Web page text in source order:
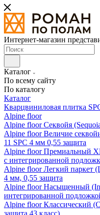
Интернет-магазин
Каталог
По всему сайту
По каталогу
Каталог
Кварцвиниловая плитка
Alpine floor
Alpine floor Секвойя
Alpine floor Величие
11 SPC 4 мм 0,55 защита
Alpine floor Премиальный
с интегрированной
Alpine floor Легкий паркет
4 мм, 0,55 защита
Alpine floor Насыщенный
интегрированной
Alpine floor Классический
защита 43 класс)